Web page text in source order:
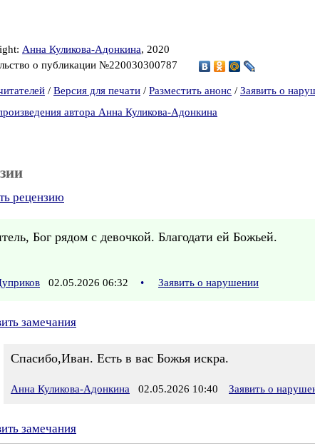
Анна Куликова-Адонкина, 2020
о публикации №220030300787
/ Версия для печати / Разместить анонс / Заявить о
автора Анна Куликова-Адонкина
рецензию
Бог рядом с девочкой. Благодати ей Божьей.
02.05.2026 06:32 • Заявить о нарушении
замечания
Спасибо,Иван. Есть в вас Божья искра.
Анна Куликова-Адонкина 02.05.2026 10:40 Заявить о
замечания